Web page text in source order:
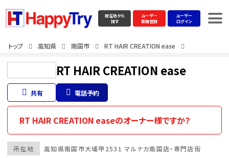
現在地から
探す
ユーザー
新規登録
ユーザー
ログイン
トップ 高知県 南国市 RT HAIR CREATION ease
RT HAIR CREATION ease
共有 電話予約
RT HAIR CREATION easeのオーナー様ですか？
所在地 高知県南国市大埇甲2531 マルナカ南国店・専門店街